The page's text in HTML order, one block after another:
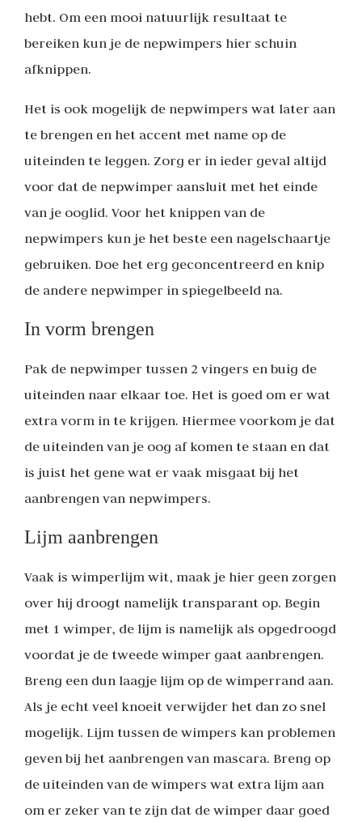
hebt. Om een mooi natuurlijk resultaat te
bereiken kun je de nepwimpers hier schuin
afknippen.
Het is ook mogelijk de nepwimpers wat later aan
te brengen en het accent met name op de
uiteinden te leggen. Zorg er in ieder geval altijd
voor dat de nepwimper aansluit met het einde
van je ooglid. Voor het knippen van de
nepwimpers kun je het beste een nagelschaartje
gebruiken. Doe het erg geconcentreerd en knip
de andere nepwimper in spiegelbeeld na.
In vorm brengen
Pak de nepwimper tussen 2 vingers en buig de
uiteinden naar elkaar toe. Het is goed om er wat
extra vorm in te krijgen. Hiermee voorkom je dat
de uiteinden van je oog af komen te staan en dat
is juist het gene wat er vaak misgaat bij het
aanbrengen van nepwimpers.
Lijm aanbrengen
Vaak is wimperlijm wit, maak je hier geen zorgen
over hij droogt namelijk transparant op. Begin
met 1 wimper, de lijm is namelijk als opgedroogd
voordat je de tweede wimper gaat aanbrengen.
Breng een dun laagje lijm op de wimperrand aan.
Als je echt veel knoeit verwijder het dan zo snel
mogelijk. Lijm tussen de wimpers kan problemen
geven bij het aanbrengen van mascara. Breng op
de uiteinden van de wimpers wat extra lijm aan
om er zeker van te zijn dat de wimper daar goed